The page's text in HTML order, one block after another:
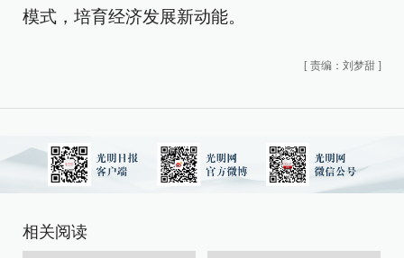
模式，培育经济发展新动能。
[ 责编：刘梦甜 ]
相关阅读